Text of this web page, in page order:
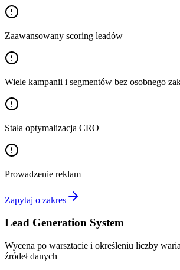
Zaawansowany scoring leadów
Wiele kampanii i segmentów bez osobnego
Stała optymalizacja CRO
Prowadzenie reklam
Zapytaj o zakres
Lead Generation System
Wycena po warsztacie i określeniu liczby
źródeł danych